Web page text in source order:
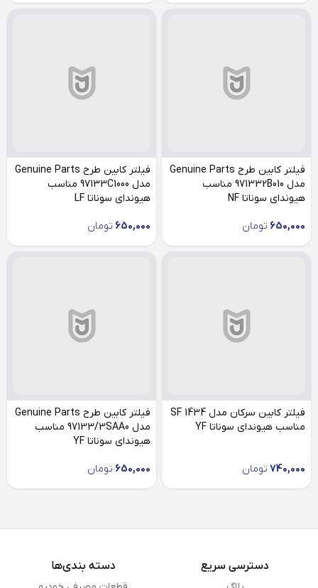
فیلتر کابین طرح Genuine Parts
مدل 971332B010 مناسب
هیوندای سوناتا NF
650,000 تومان
فیلتر کابین طرح Genuine Parts
مدل 97133C1000 مناسب
هیوندای سوناتا LF
650,000 تومان
فیلتر کابین سرکان مدل SF 1434
مناسب هیوندای سوناتا YF
740,000 تومان
فیلتر کابین طرح Genuine Parts
مدل 97133/3SAA0 مناسب
هیوندای سوناتا YF
650,000 تومان
دسترسی سریع دسته بندی‌ها